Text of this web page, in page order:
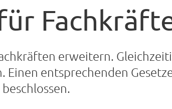
erweitern.
entsprechenden